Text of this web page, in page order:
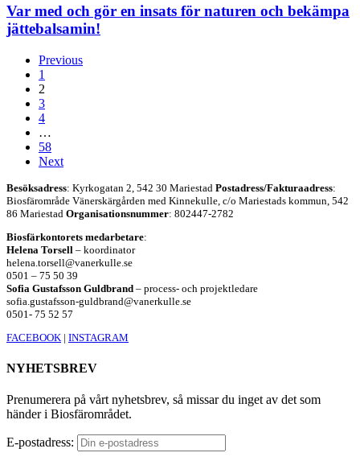
kr
från
Gulld-
fonden
gör
en
insats
naturen
bekämpa
jättebalsamin!
Var med och gör en insats för naturen och bekämpa
jättebalsamin!
Previous
1
2
3
4
…
58
Next
Besöksadress: Kyrkogatan 2, 542 30 Mariestad Postadress/Fakturaadress:
Biosfärområde Vänerskärgården med Kinnekulle, c/o Mariestads kommun, 542
86 Mariestad Organisationsnummer: 802447-2782
Biosfärkontorets medarbetare:
Helena Torsell – koordinator
helena.torsell@vanerkulle.se
0501 – 75 50 39
Sofia Gustafsson Guldbrand – process- och projektledare
sofia.gustafsson-guldbrand@vanerkulle.se
0501- 75 52 57
FACEBOOK | INSTAGRAM
NYHETSBREV
Prenumerera på vårt nyhetsbrev, så missar du inget av det som
händer i Biosfärområdet.
E-postadress: